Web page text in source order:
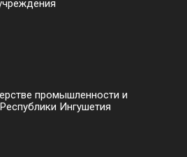
промышленности и
Ингушетия